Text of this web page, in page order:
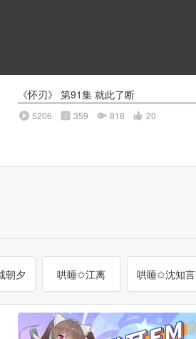
《怀刃》 第91集 就此了断
5206 359 818 20
朝夕 哄睡✩江离 哄睡✩沈知言